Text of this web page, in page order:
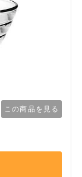
この商品を見る